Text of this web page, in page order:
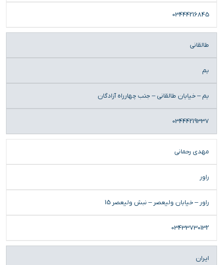
03444216845
طالقانی
بم
بم – خیابان طالقانی – جنب چهارراه آزادگان
03444219337
مهدی رحمانی
راور
راور – خیابان ولیعصر – نبش ولیعصر 15
03433730132
ایران